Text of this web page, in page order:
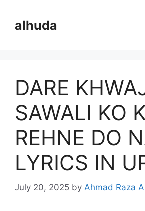
contentalhuda
DARE
SAWALI KO
REHNE DO
LYRICS IN
July 20, 2025 by Ahmad Raza